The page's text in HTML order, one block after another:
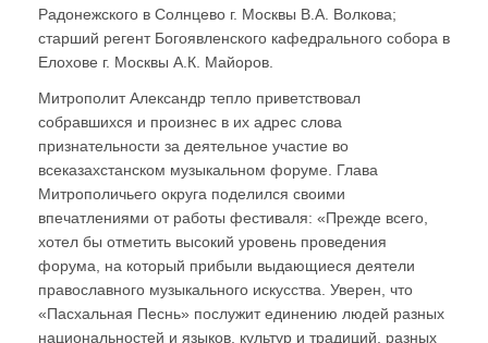
Радонежского в Солнцево г. Москвы В.А. Волкова;
старший регент Богоявленского кафедрального собора в
Елохове г. Москвы А.К. Майоров.
Митрополит Александр тепло приветствовал
собравшихся и произнес в их адрес слова
признательности за деятельное участие во
всеказахстанском музыкальном форуме. Глава
Митрополичьего округа поделился своими
впечатлениями от работы фестиваля: «Прежде всего,
хотел бы отметить высокий уровень проведения
форума, на который прибыли выдающиеся деятели
православного музыкального искусства. Уверен, что
«Пасхальная Песнь» послужит единению людей разных
национальностей и языков, культур и традиций, разных